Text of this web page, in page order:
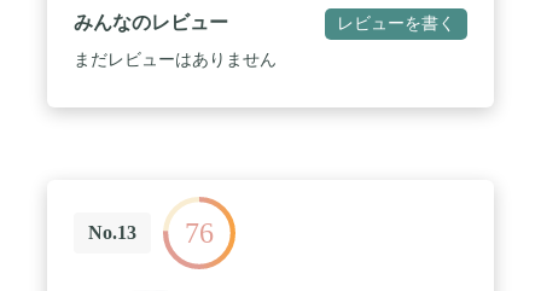
ラップ付き（COVERLAND オリジナルデザイン！
）
みんなのレビュー レビューを書く
まだレビューはありません
No.13 76